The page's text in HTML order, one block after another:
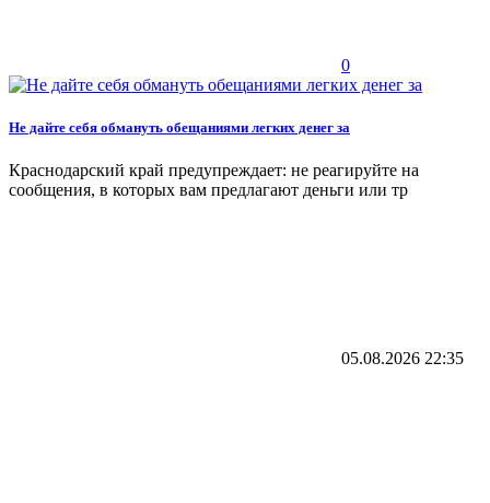
0
Не дайте себя обмануть обещаниями легких денег за
Краснодарский край предупреждает: не реагируйте на
сообщения, в которых вам предлагают деньги или тр
05.08.2026 22:35